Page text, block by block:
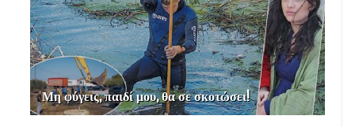
Μη φύγεις, παιδί μου, θα σε σκοτώσει!